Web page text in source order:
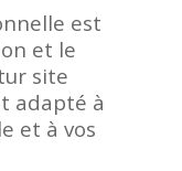
est
et le
site
adapté à
et à vos